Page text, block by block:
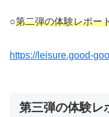
○第二弾の体験レポー
https://leisure.good-
第三弾の体験レ